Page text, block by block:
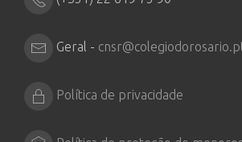
Geral -
Política de privacidade